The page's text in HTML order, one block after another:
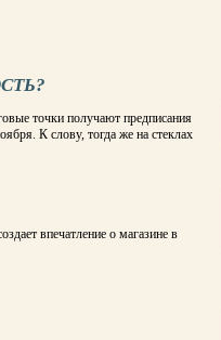
точки получают предписания
К слову, тогда же на стеклах
впечатление о магазине в